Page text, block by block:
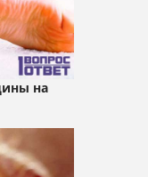
на